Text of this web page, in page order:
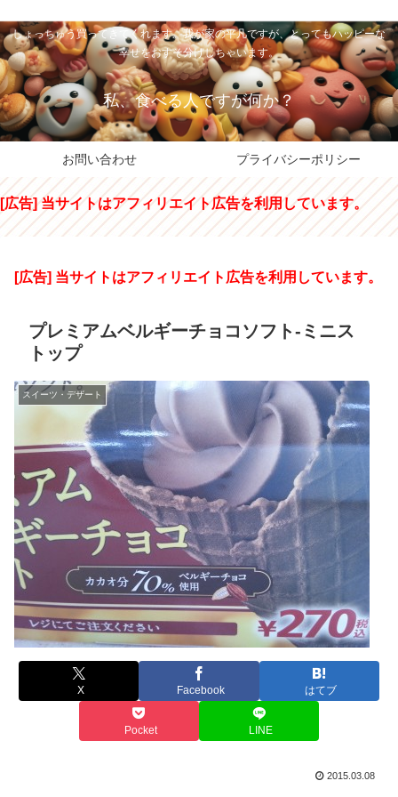
しょっちゅう買ってきてくれます。我が家の平凡ですが、とってもハッピーな
幸せをおすそ分けしちゃいます。
私、食べる人ですが何か？
お問い合わせ プライバシーポリシー
[広告] 当サイトはアフィリエイト広告を利用しています。
[広告] 当サイトはアフィリエイト広告を利用しています。
プレミアムベルギーチョコソフト-ミニス
トップ
スイーツ・デザート
X Facebook はてブ
Pocket LINE
2015.03.08